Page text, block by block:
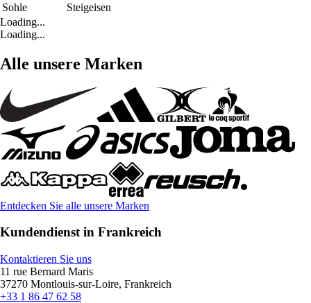
Sohle
Steigeisen
Loading...
Loading...
Alle unsere Marken
Entdecken Sie alle unsere Marken
Kundendienst in Frankreich
Kontaktieren Sie uns
11 rue Bernard Maris
37270 Montlouis-sur-Loire, Frankreich
+33 1 86 47 62 58